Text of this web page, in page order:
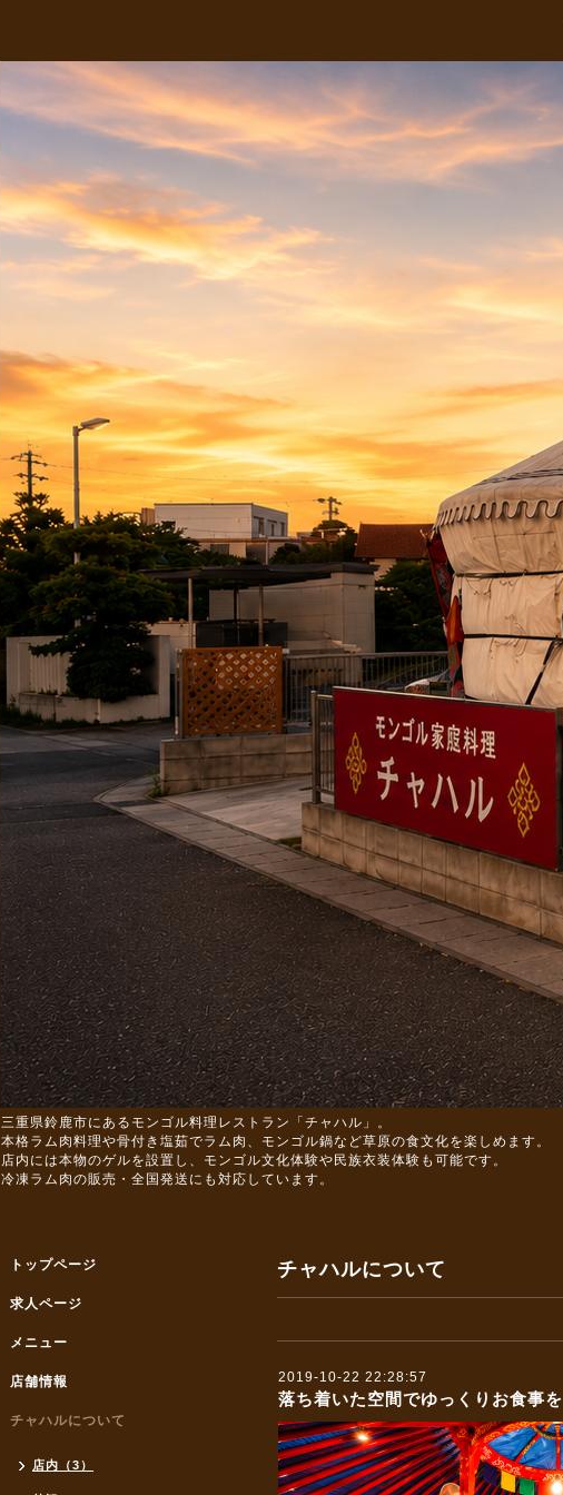
三重県鈴鹿市にあるモンゴル料理レストラン「チャハル」。
本格ラム肉料理や骨付き塩茹でラム肉、モンゴル鍋など草原の食文化を楽しめます。
店内には本物のゲルを設置し、モンゴル文化体験や民族衣装体験も可能です。
冷凍ラム肉の販売・全国発送にも対応しています。
チャハルについて
2019-10-22 22:28:57
落ち着いた空間でゆっくりお食事を
トップページ
求人ページ
メニュー
店舗情報
チャハルについて
店内（3）